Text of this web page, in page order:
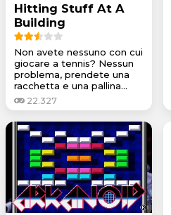
Hitting Stuff At A
Building
Non avete nessuno con cui
giocare a tennis? Nessun
problema, prendete una
racchetta e una pallina...
22.327